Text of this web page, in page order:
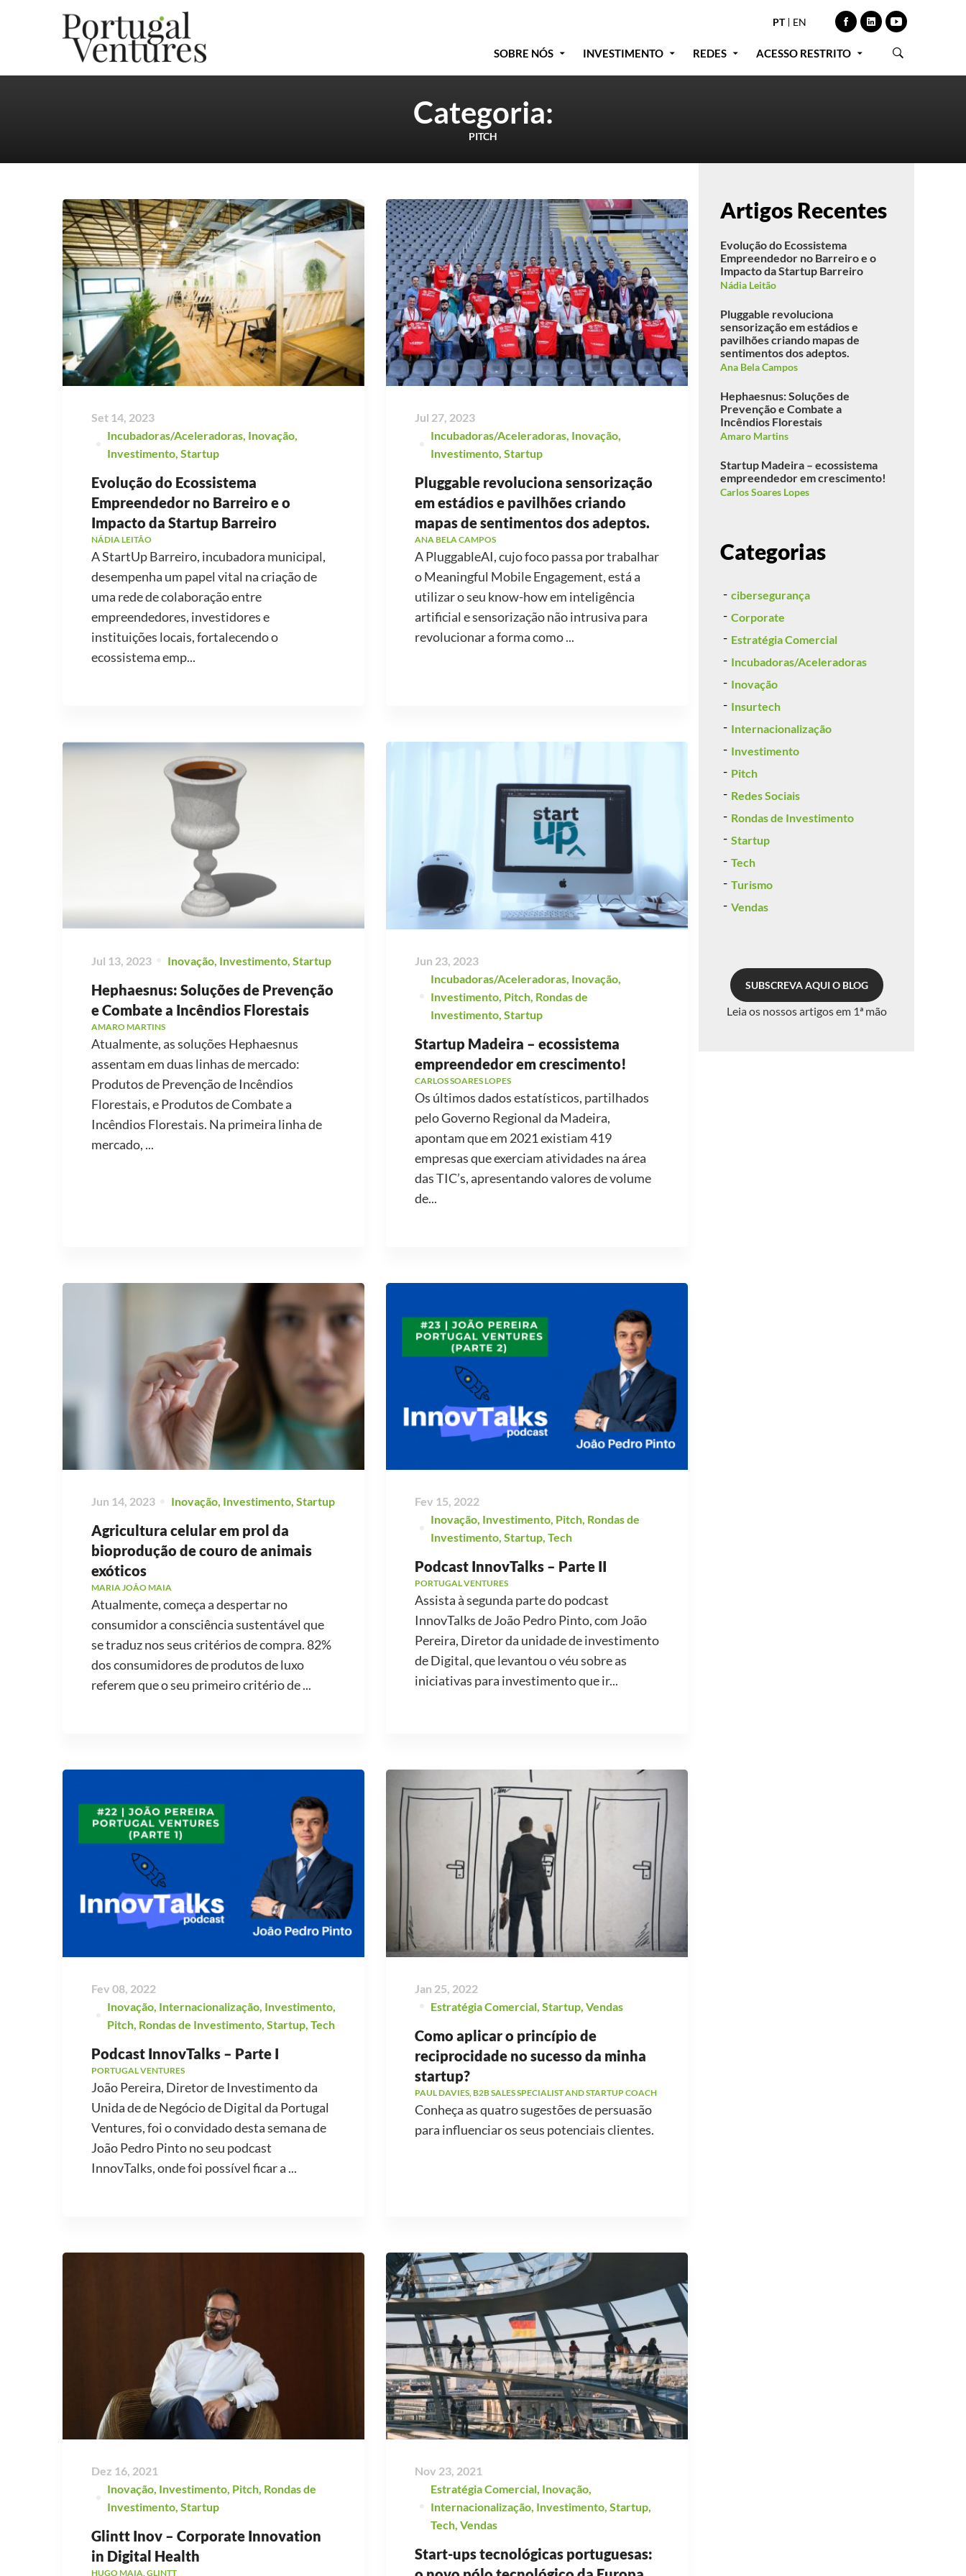
PT EN
SOBRE NÓS INVESTIMENTO REDES ACESSO RESTRITO
Categoria:
PITCH
Set 14, 2023
Incubadoras/Aceleradoras, Inovação,
Investimento, Startup
Evolução do Ecossistema
Empreendedor no Barreiro e o
Impacto da Startup Barreiro
NÁDIA LEITÃO
A StartUp Barreiro, incubadora municipal,
desempenha um papel vital na criação de
uma rede de colaboração entre
empreendedores, investidores e
instituições locais, fortalecendo o
ecossistema emp...
Jul 27, 2023
Incubadoras/Aceleradoras, Inovação,
Investimento, Startup
Pluggable revoluciona sensorização
em estádios e pavilhões criando
mapas de sentimentos dos adeptos.
ANA BELA CAMPOS
A PluggableAI, cujo foco passa por trabalhar
o Meaningful Mobile Engagement, está a
utilizar o seu know-how em inteligência
artificial e sensorização não intrusiva para
revolucionar a forma como ...
Jul 13, 2023 Inovação Investimento Startup
Hephaesnus: Soluções de Prevenção
e Combate a Incêndios Florestais
AMARO MARTINS
Atualmente, as soluções Hephaesnus
assentam em duas linhas de mercado:
Produtos de Prevenção de Incêndios
Florestais, e Produtos de Combate a
Incêndios Florestais. Na primeira linha de
mercado, ...
Jun 23, 2023
Incubadoras/Aceleradoras Inovação
Investimento Pitch Rondas de
Investimento Startup
Startup Madeira – ecossistema
empreendedor em crescimento!
CARLOS SOARES LOPES
Os últimos dados estatísticos, partilhados
pelo Governo Regional da Madeira,
apontam que em 2021 existiam 419
empresas que exerciam atividades na área
das TIC’s, apresentando valores de volume
de...
Jun 14, 2023 Inovação, Investimento, Startup
Agricultura celular em prol da
bioprodução de couro de animais
exóticos
MARIA JOÃO MAIA
Atualmente, começa a despertar no
consumidor a consciência sustentável que
se traduz nos seus critérios de compra. 82%
dos consumidores de produtos de luxo
referem que o seu primeiro critério de ...
Fev 15, 2022
Inovação, Investimento, Pitch, Rondas de
Investimento, Startup, Tech
Podcast InnovTalks – Parte II
PORTUGAL VENTURES
Assista à segunda parte do podcast
InnovTalks de João Pedro Pinto, com João
Pereira, Diretor da unidade de investimento
de Digital, que levantou o véu sobre as
iniciativas para investimento que ir...
Fev 08, 2022
Inovação Internacionalização Investimento
Pitch Rondas de Investimento Startup Tech
Podcast InnovTalks – Parte I
PORTUGAL VENTURES
João Pereira, Diretor de Investimento da
Unida de de Negócio de Digital da Portugal
Ventures, foi o convidado desta semana de
João Pedro Pinto no seu podcast
InnovTalks, onde foi possível ficar a ...
Jan 25, 2022
Estratégia Comercial Startup Vendas
Como aplicar o princípio de
reciprocidade no sucesso da minha
startup?
PAUL DAVIES, B2B SALES SPECIALIST AND STARTUP COACH
Conheça as quatro sugestões de persuasão
para influenciar os seus potenciais clientes.
Dez 16, 2021
Inovação, Investimento, Pitch, Rondas de
Investimento, Startup
Glintt Inov – Corporate Innovation
in Digital Health
HUGO MAIA, GLINTT
Nov 23, 2021
Estratégia Comercial, Inovação,
Internacionalização, Investimento, Startup,
Tech, Vendas
Start-ups tecnológicas portuguesas:
Artigos Recentes
Evolução do Ecossistema
Empreendedor no Barreiro e o
Impacto da Startup Barreiro
Nádia Leitão
Pluggable revoluciona
sensorização em estádios e
pavilhões criando mapas de
sentimentos dos adeptos.
Ana Bela Campos
Hephaesnus: Soluções de
Prevenção e Combate a
Incêndios Florestais
Amaro Martins
Startup Madeira – ecossistema
empreendedor em crescimento!
Carlos Soares Lopes
Categorias
cibersegurança
Corporate
Estratégia Comercial
Incubadoras/Aceleradoras
Inovação
Insurtech
Internacionalização
Investimento
Pitch
Redes Sociais
Rondas de Investimento
Startup
Tech
Turismo
Vendas
SUBSCREVA AQUI O BLOG
Leia os nossos artigos em 1ª mão